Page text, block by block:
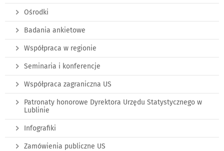
Ośrodki
Badania ankietowe
Współpraca w regionie
Seminaria i konferencje
Współpraca zagraniczna US
Patronaty honorowe Dyrektora Urzędu Statystycznego w
Lublinie
Infografiki
Zamówienia publiczne US